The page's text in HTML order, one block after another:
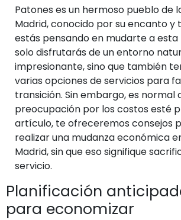
Patones es un hermoso pueblo de
Madrid, conocido por su encanto y
estás pensando en mudarte a esta
solo disfrutarás de un entorno
impresionante, sino que también
varias opciones de servicios para
transición. Sin embargo, es normal
preocupación por los costos esté
artículo, te ofreceremos consejos
realizar una mudanza económica
Madrid, sin que eso signifique
servicio.
Planificación
para economizar